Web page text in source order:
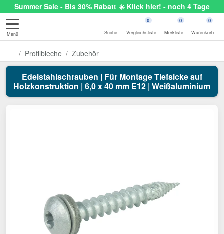
Summer Sale - Bis 30% Rabatt ☀️ Klick hier! - noch 4 Tage
Menü Suche
0
Vergleichsliste
0
Merkliste
0
Warenkorb
Profilbleche Zubehör
Edelstahlschrauben | Für Montage Tiefsicke auf
Holzkonstruktion | 6,0 x 40 mm E12 | Weißaluminium